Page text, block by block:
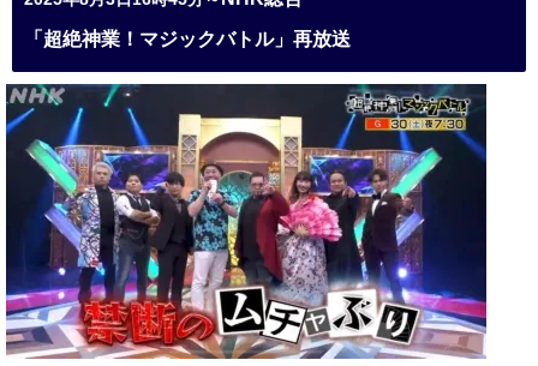
「超絶神業！マジックバトル」再放送